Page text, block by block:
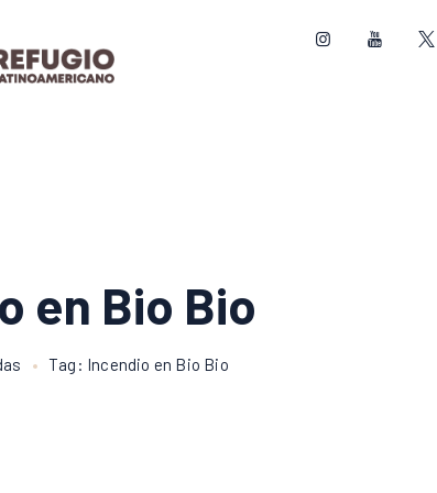
en Bio Bio
Tag: Incendio en Bio Bio